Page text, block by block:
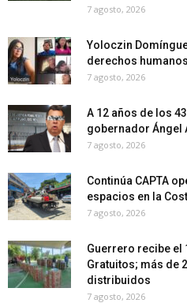
7 agosto, 2026
Yoloczin
derechos
7 agosto, 2026
A 12 años de los
gobernador Ángel
7 agosto, 2026
Continúa CAPTA
espacios en la
7 agosto, 2026
Guerrero recibe el
Gratuitos; más de
distribuidos
7 agosto, 2026